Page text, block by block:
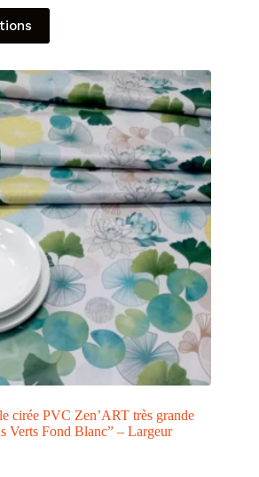
cirée PVC Zen’ART très grande
Verts Fond Blanc” – Largeur